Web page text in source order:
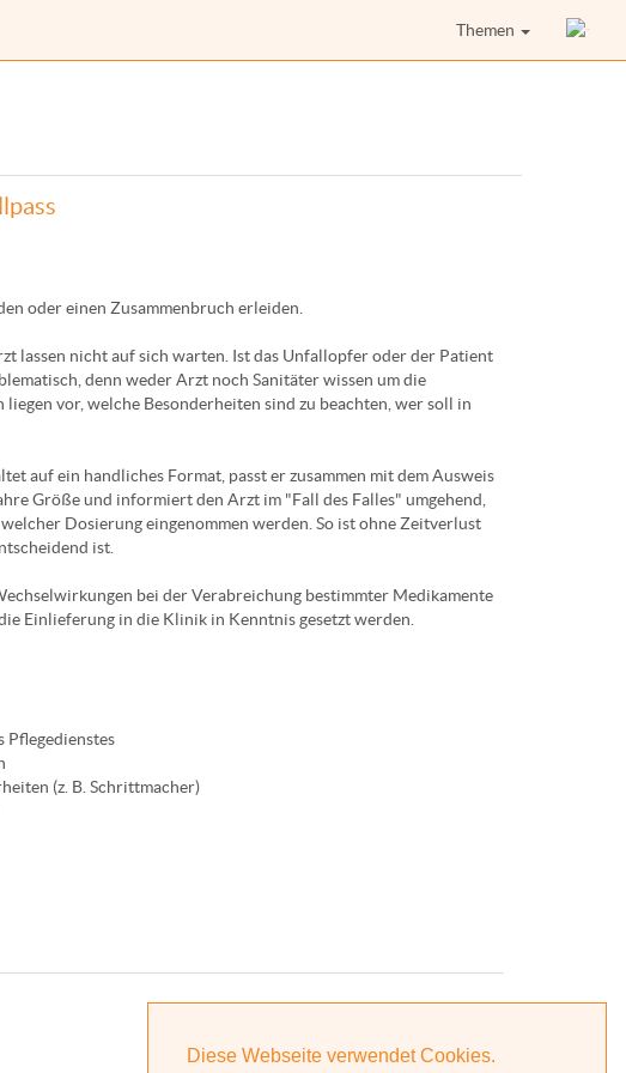
Diese Webseite verwendet Cookies.
Themen
oder einen Zusammenbruch erleiden.
lassen nicht auf sich warten. Ist das Unfallopfer oder der Patient
denn weder Arzt noch Sanitäter wissen um die
vor, welche Besonderheiten sind zu beachten, wer soll in
auf ein handliches Format, passt er zusammen mit dem Ausweis
Größe und informiert den Arzt im "Fall des Falles" umgehend,
Dosierung eingenommen werden. So ist ohne Zeitverlust
ist.
bei der Verabreichung bestimmter Medikamente
Einlieferung in die Klinik in Kenntnis gesetzt werden.
Pflegedienstes
(z. B. Schrittmacher)